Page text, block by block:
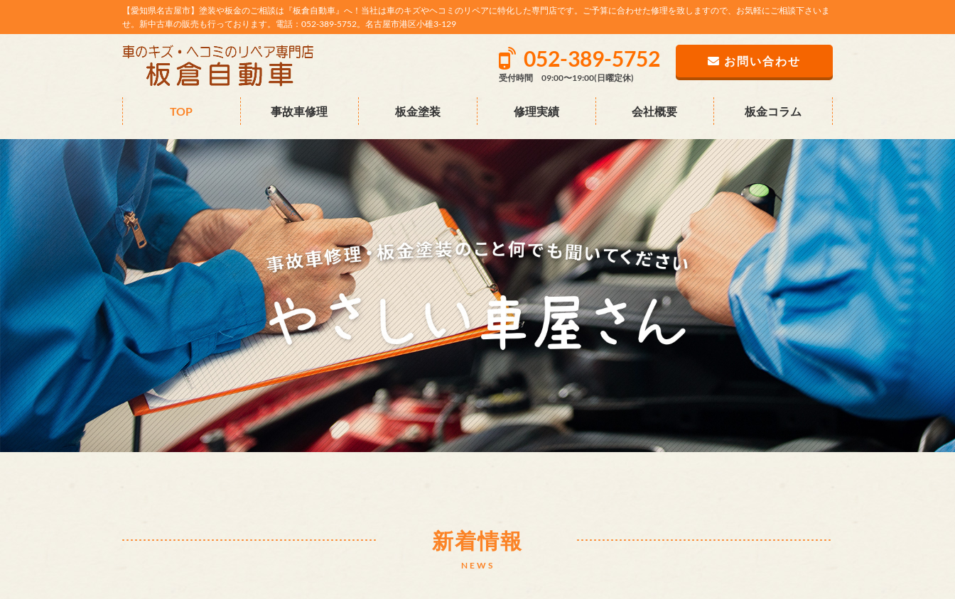
【愛知県名古屋市】塗装や板金のご相談は『板倉自動車』へ！当社は車のキズやヘコミのリペアに特化した専門店です。ご予算に合わせた修理を致しますので、お気軽にご相談下さいま
せ。新中古車の販売も行っております。電話：052-389-5752。名古屋市港区小碓3-129
052-389-5752
受付時間 09:00〜19:00(日曜定休)
お問い合わせ
TOP 事故車修理 板金塗装 修理実績 会社概要 板金コラム
新着情報
NEWS